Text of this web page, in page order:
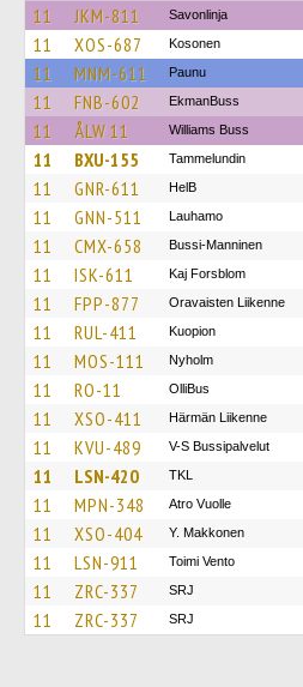
11 JKM-811 Savonlinja
11 XOS-687 Kosonen
11 MNM-611 Paunu
11 FNB-602 EkmanBuss
11 ÅLW 11 Williams Buss
11 BXU-155 Tammelundin
11 GNR-611 HelB
11 GNN-511 Lauhamo
11 CMX-658 Bussi-Manninen
11 ISK-611 Kaj Forsblom
11 FPP-877 Oravaisten Liikenne
11 RUL-411 Kuopion
11 MOS-111 Nyholm
11 RO-11 OlliBus
11 XSO-411 Härmän Liikenne
11 KVU-489 V-S Bussipalvelut
11 LSN-420 TKL
11 MPN-348 Atro Vuolle
11 XSO-404 Y. Makkonen
11 LSN-911 Toimi Vento
11 ZRC-337 SRJ
11 ZRC-337 SRJ